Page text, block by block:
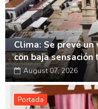
Clima: Se prevé un
con baja sensación
August 07, 2026
Portada